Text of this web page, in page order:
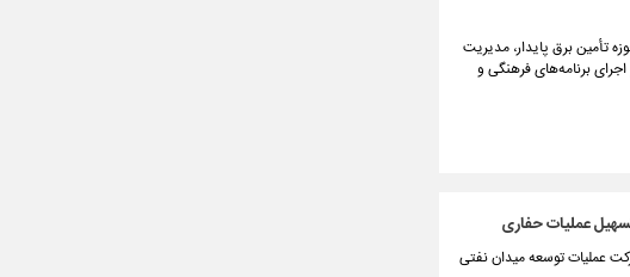
تأمین برق پایدار، مدیریت
برنامه‌های فرهنگی و
عملیات حفاری
عملیات توسعه میدان نفتی